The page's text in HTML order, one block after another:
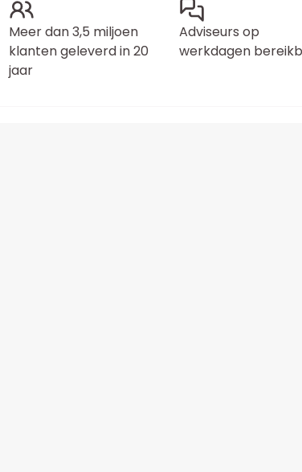
Meer dan 3,5 miljoen
klanten geleverd in 20
jaar
Adviseurs op
werkdagen